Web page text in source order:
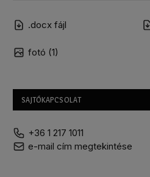
.docx fájl
fotó (1)
SAJTÓKAPCSOLAT
+36 1 217 1011
e-mail cím megtekintése